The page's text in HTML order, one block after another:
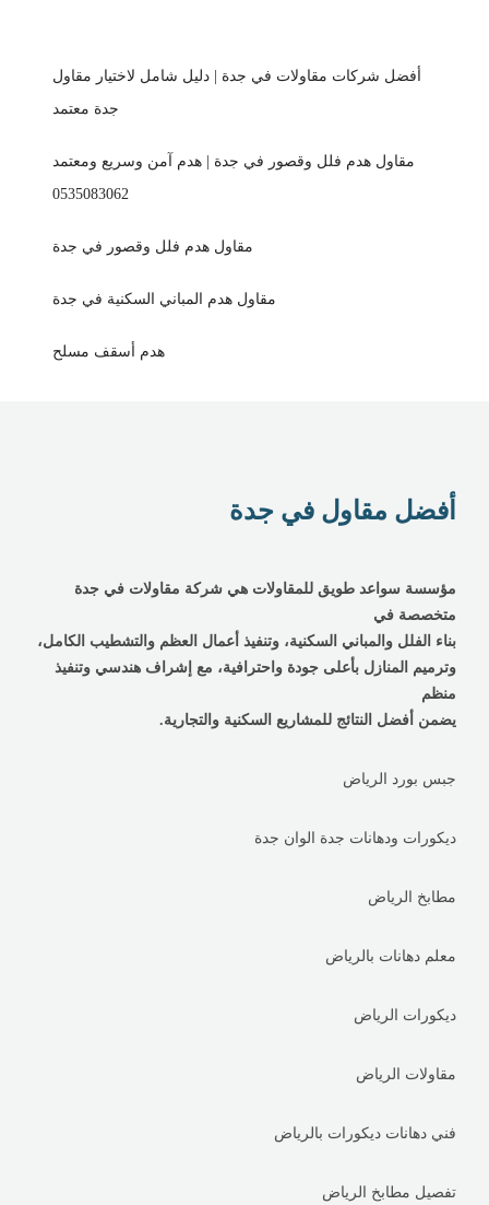
أفضل شركات مقاولات في جدة | دليل شامل لاختيار مقاول
جدة معتمد
مقاول هدم فلل وقصور في جدة | هدم آمن وسريع ومعتمد
0535083062
مقاول هدم فلل وقصور في جدة
مقاول هدم المباني السكنية في جدة
هدم أسقف مسلح
أفضل مقاول في جدة
مؤسسة سواعد طويق للمقاولات هي شركة مقاولات في جدة
متخصصة في
بناء الفلل والمباني السكنية، وتنفيذ أعمال العظم والتشطيب الكامل،
وترميم المنازل بأعلى جودة واحترافية، مع إشراف هندسي وتنفيذ
منظم
يضمن أفضل النتائج للمشاريع السكنية والتجارية.
جبس بورد الرياض
ديكورات ودهانات جدة الوان جدة
مطابخ الرياض
معلم دهانات بالرياض
ديكورات الرياض
مقاولات الرياض
فني دهانات ديكورات بالرياض
تفصيل مطابخ الرياض